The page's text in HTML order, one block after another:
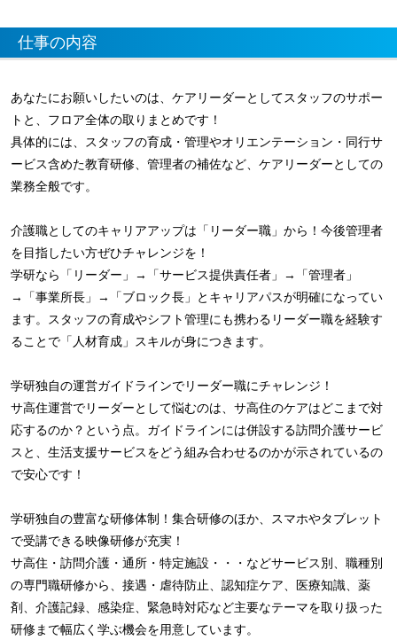
仕事の内容
あなたにお願いしたいのは、ケアリーダーとしてスタッフのサポー
トと、フロア全体の取りまとめです！
具体的には、スタッフの育成・管理やオリエンテーション・同行サ
ービス含めた教育研修、管理者の補佐など、ケアリーダーとしての
業務全般です。
介護職としてのキャリアアップは「リーダー職」から！今後管理者
を目指したい方ぜひチャレンジを！
学研なら「リーダー」→「サービス提供責任者」→「管理者」
→「事業所長」→「ブロック長」とキャリアパスが明確になってい
ます。スタッフの育成やシフト管理にも携わるリーダー職を経験す
ることで「人材育成」スキルが身につきます。
学研独自の運営ガイドラインでリーダー職にチャレンジ！
サ高住運営でリーダーとして悩むのは、サ高住のケアはどこまで対
応するのか？という点。ガイドラインには併設する訪問介護サービ
スと、生活支援サービスをどう組み合わせるのかが示されているの
で安心です！
学研独自の豊富な研修体制！集合研修のほか、スマホやタブレット
で受講できる映像研修が充実！
サ高住・訪問介護・通所・特定施設・・・などサービス別、職種別
の専門職研修から、接遇・虐待防止、認知症ケア、医療知識、薬
剤、介護記録、感染症、緊急時対応など主要なテーマを取り扱った
研修まで幅広く学ぶ機会を用意しています。